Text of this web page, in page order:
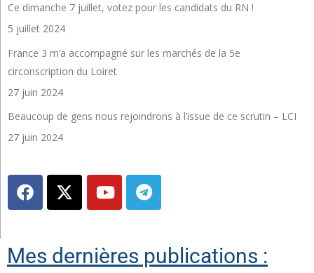
Ce dimanche 7 juillet, votez pour les candidats du RN !
5 juillet 2024
France 3 m’a accompagné sur les marchés de la 5e
circonscription du Loiret
27 juin 2024
Beaucoup de gens nous rejoindrons à l’issue de ce scrutin – LCI
27 juin 2024
Mes dernières publications :